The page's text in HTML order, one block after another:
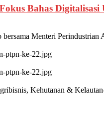
Bahas
Menteri
ptpn-ke-22.jpg
ptpn-ke-22.jpg
Kehutanan &